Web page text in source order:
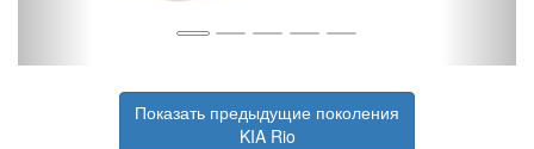
Показать предыдущие поколения
KIA Rio